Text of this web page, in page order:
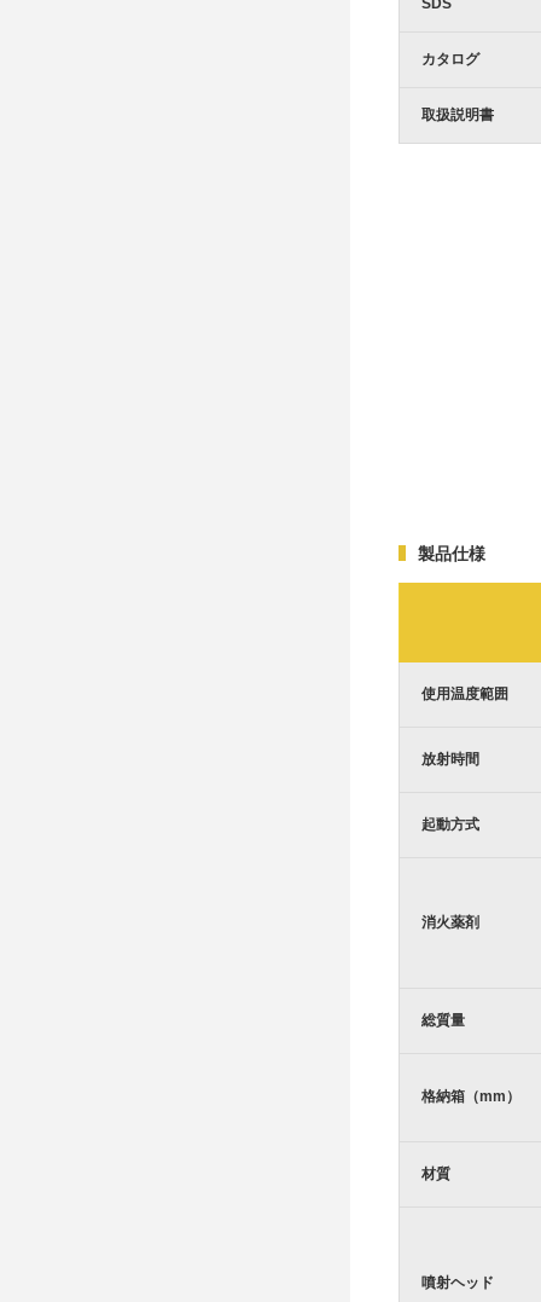
SDS
カタログ
取扱説明書
製品仕様
使用温度範囲
放射時間
起動方式
消火薬剤
総質量
格納箱（mm）
材質
噴射ヘッド